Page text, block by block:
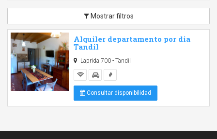
Mostrar filtros
Alquiler departamento por dia
Tandil
Laprida 700 - Tandil
Consultar disponibilidad